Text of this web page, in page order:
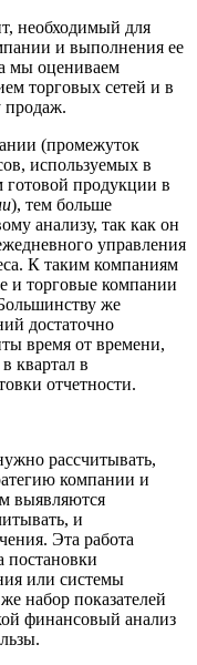
необходимый для
и выполнения ее
мы оцениваем
торговых сетей и в
продаж.
(промежуток
используемых в
готовой продукции в
), тем больше
анализу, так как он
управления
К таким компаниям
и торговые компании
же
достаточно
время от времени,
квартал в
отчетности.
рассчитывать,
компании и
выявляются
и
Эта работа
постановки
или системы
набор показателей
финансовый анализ